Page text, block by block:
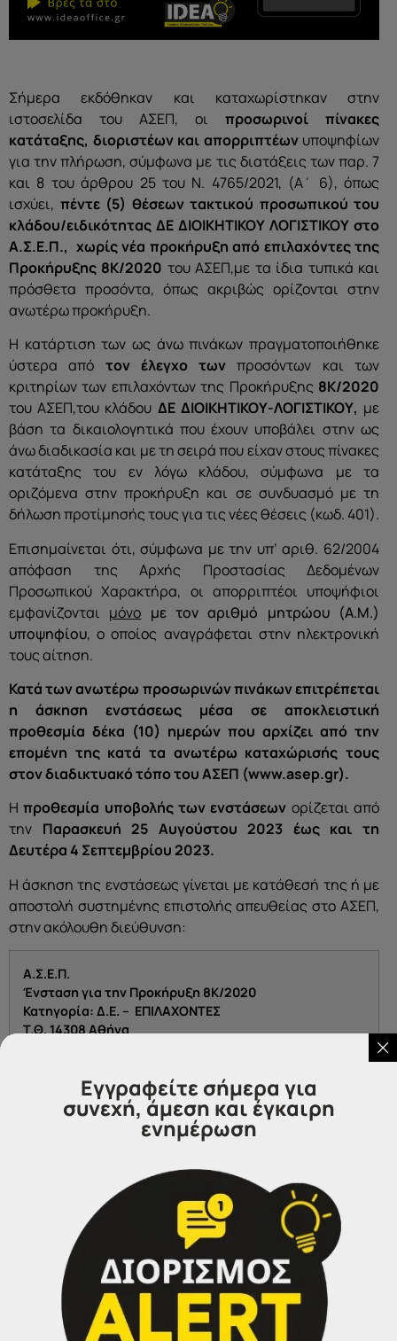
Σήμερα εκδόθηκαν και καταχωρίστηκαν στην
ιστοσελίδα του ΑΣΕΠ, οι προσωρινοί πίνακες
κατάταξης, διοριστέων και απορριπτέωνυποψηφίων
για την πλήρωση, σύμφωνα με τις διατάξεις των παρ. 7
και 8 του άρθρου 25 του Ν. 4765/2021, (Α΄ 6), όπως
ισχύει, πέντε (5) θέσεων τακτικού προσωπικού του
κλάδου/ειδικότητας ΔΕ ΔΙΟΙΚΗΤΙΚΟΥ ΛΟΓΙΣΤΙΚΟΥ στο
Α.Σ.Ε.Π., χωρίς νέα προκήρυξη από επιλαχόντες της
Προκήρυξης 8Κ/2020 του ΑΣΕΠ,με τα ίδια τυπικά και
πρόσθετα προσόντα, όπως ακριβώς ορίζονται στην
ανωτέρω προκήρυξη.
Η κατάρτιση των ως άνω πινάκων πραγματοποιήθηκε
ύστερα από τον έλεγχο των προσόντων και των
κριτηρίων των επιλαχόντων της Προκήρυξης 8Κ/2020
του ΑΣΕΠ,του κλάδου ΔΕ ΔΙΟΙΚΗΤΙΚΟΥ-ΛΟΓΙΣΤΙΚΟΥ, με
βάση τα δικαιολογητικά που έχουν υποβάλει στην ως
άνω διαδικασία και με τη σειρά που είχαν στους πίνακες
κατάταξης του εν λόγω κλάδου, σύμφωνα με τα
οριζόμενα στην προκήρυξη και σε συνδυασμό με τη
δήλωση προτίμησής τους για τις νέες θέσεις (κωδ. 401).
Επισημαίνεται ότι, σύμφωνα με την υπ’ αριθ. 62/2004
απόφαση της Αρχής Προστασίας Δεδομένων
Προσωπικού Χαρακτήρα, οι απορριπτέοι υποψήφιοι
εμφανίζονται μόνο με τον αριθμό μητρώου (Α.Μ.)
υποψηφίου, ο οποίος αναγράφεται στην ηλεκτρονική
τους αίτηση.
Κατά των ανωτέρω προσωρινών πινάκων επιτρέπεται
η άσκηση ενστάσεως μέσα σε αποκλειστική
προθεσμία δέκα (10) ημερών που αρχίζει από την
επομένη της κατά τα ανωτέρω καταχώρισής τους
στον διαδικτυακό τόπο του ΑΣΕΠ (www.asep.gr).
Hπροθεσμία υποβολής των ενστάσεων ορίζεται από
την Παρασκευή 25 Αυγούστου 2023 έως και τη
Δευτέρα 4 Σεπτεμβρίου 2023.
Η άσκηση της ενστάσεως γίνεται με κατάθεσή της ή με
αποστολή συστημένης επιστολής απευθείας στο ΑΣΕΠ,
στην ακόλουθη διεύθυνση:
Α.Σ.Ε.Π.
Ένσταση για την Προκήρυξη 8Κ/2020
Κατηγορία: Δ.Ε. – ΕΠΙΛΑΧΟΝΤΕΣ
T.Θ. 14308 Αθήνα
Δεκτή επίσης γίνεται και η υποβολή ένστασης μέσω
ηλεκτρονικού ταχυδρομείου στο e-
prosl.enstasi@asep.gr
Για την ένσταση απαιτείται και παράβολο είκοσι ευρώ
(20€), άλλως η ένσταση δεν εξετάζεται. Ο
ενδιαφερόμενος υποβάλει τοπαράβολο το οποίο έχει
προμηθευτεί ηλεκτρονικάαπό τον διαδικτυακό τόπο
της Γενικής Γραμματείας Πληροφοριακών
Συστημάτων(www.gsis.gr), μέσω της εφαρμογής
ηλεκτρονικού παραβόλου (e-Παράβολο), επιλέγοντας
«Φορέας Δημοσίου» και «Ανώτατο Συμβούλιο Επιλογής
Εγγραφείτε σήμερα για
συνεχή, άμεση και έγκαιρη
ενημέρωση